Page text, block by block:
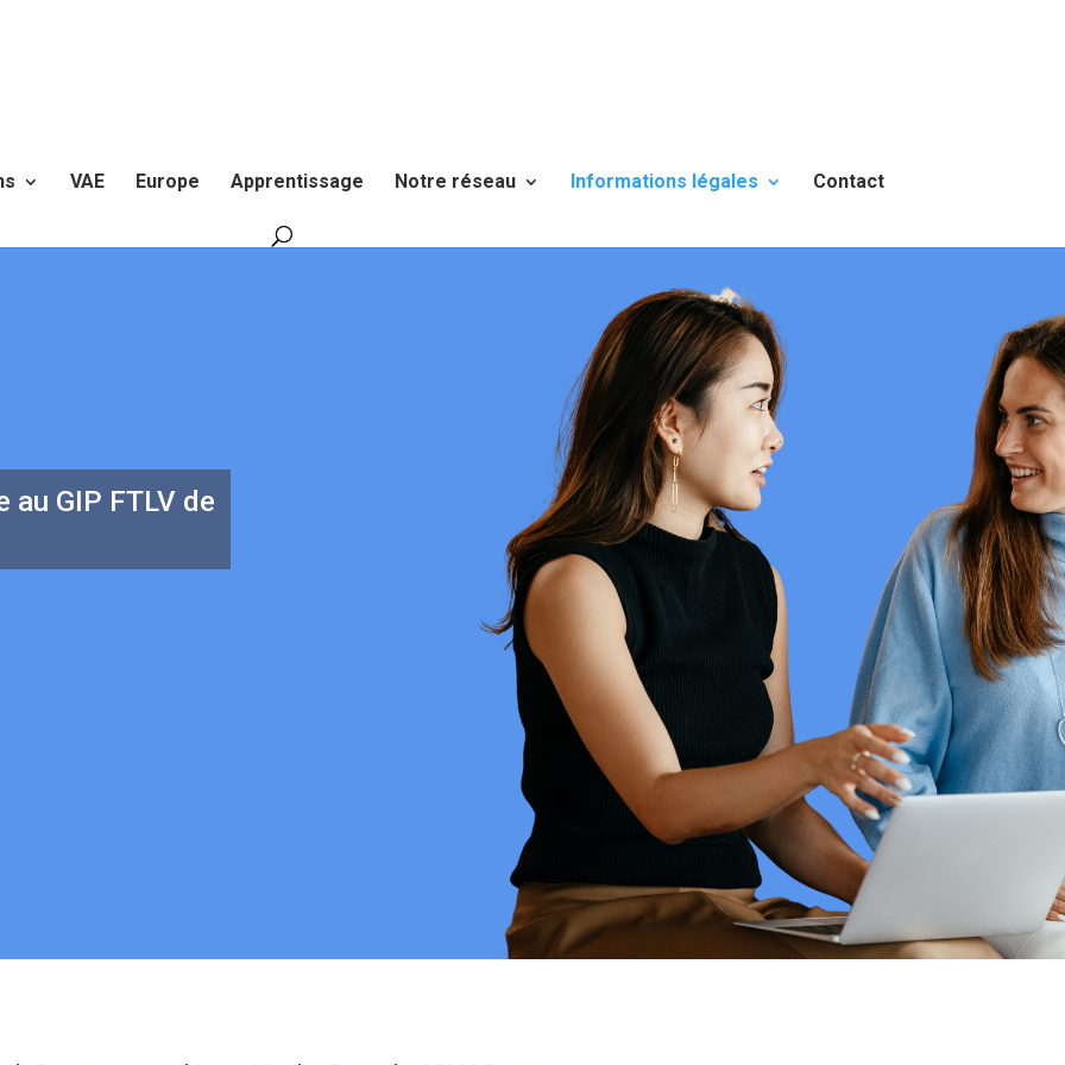
VAE Europe Apprentissage Notre réseau Informations légales Contact
au GIP FTLV de